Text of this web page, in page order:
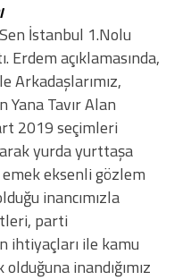
İstanbul 1.Nolu
Erdem açıklamasında,
Arkadaşlarımız,
Tavır Alan
2019 seçimleri
yurda yurttaşa
eksenli gözlem
inancımızla
parti
ihtiyaçları ile kamu
inandığımız